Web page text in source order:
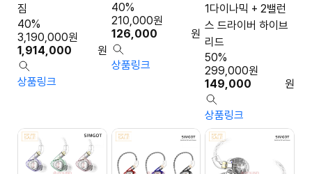
짐
1,914,000 원
3,190,000원
40%
상품링크
126,000 원
210,000원
40%
상품링크
1다이나믹 + 2밸런
스 드라이버 하이브
리드
149,000 원
299,000원
50%
상품링크